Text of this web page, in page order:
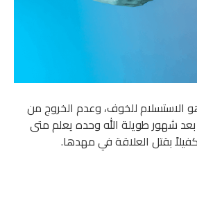
الاستسلام للخوف، وعدم الخروج من
بعد شهور طويلة الله وحده يعلم متى
بقتل العلاقة في مهدها.